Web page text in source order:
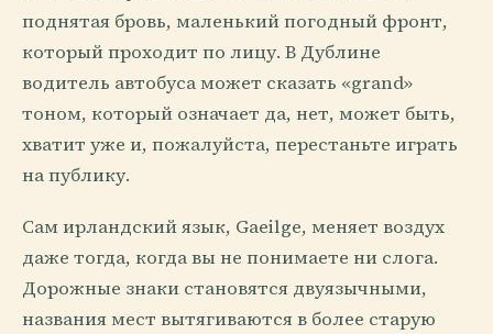
поднятая бровь, маленький погодный фронт,
который проходит по лицу. В Дублине
водитель автобуса может сказать «grand»
тоном, который означает да, нет, может быть,
хватит уже и, пожалуйста, перестаньте играть
на публику.
Сам ирландский язык, Gaeilge, меняет воздух
даже тогда, когда вы не понимаете ни слога.
Дорожные знаки становятся двуязычными,
названия мест вытягиваются в более старую